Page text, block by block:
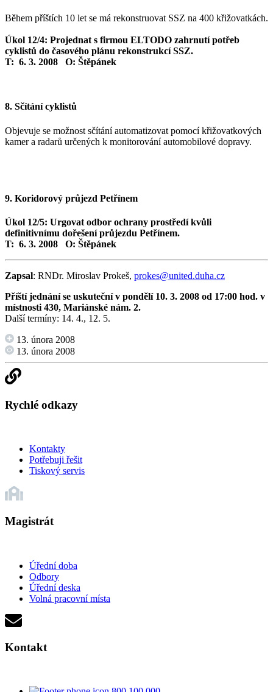
Během příštích 10 let se má rekonstruovat SSZ na 400 křižovatkách.
Úkol 12/4: Projednat s firmou ELTODO zahrnutí potřeb
cyklistů do časového plánu rekonstrukcí SSZ.
T: 6. 3. 2008 O: Štěpánek
8. Sčítání cyklistů
Objevuje se možnost sčítání automatizovat pomocí křižovatkových
kamer a radarů určených k monitorování automobilové dopravy.
9. Koridorový průjezd Petřínem
Úkol 12/5: Urgovat odbor ochrany prostředí kvůli
definitivnímu dořešení průjezdu Petřínem.
T: 6. 3. 2008 O: Štěpánek
Zapsal: RNDr. Miroslav Prokeš, prokes@united.duha.cz
Příští jednání se uskuteční v pondělí 10. 3. 2008 od 17:00 hod. v
místnosti 430, Mariánské nám. 2.
Další termíny: 14. 4., 12. 5.
13. února 2008
13. února 2008
Rychlé odkazy
Kontakty
Potřebuji řešit
Tiskový servis
Magistrát
Úřední doba
Odbory
Úřední deska
Volná pracovní místa
Kontakt